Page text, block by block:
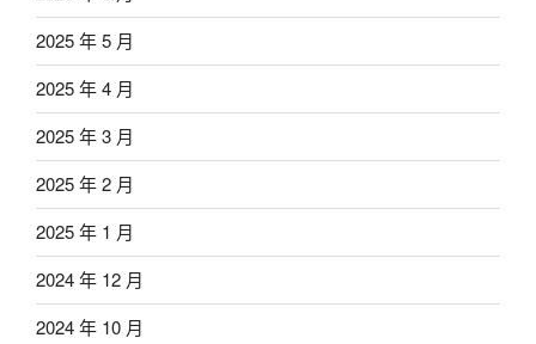
2025 年 5 月
2025 年 4 月
2025 年 3 月
2025 年 2 月
2025 年 1 月
2024 年 12 月
2024 年 10 月